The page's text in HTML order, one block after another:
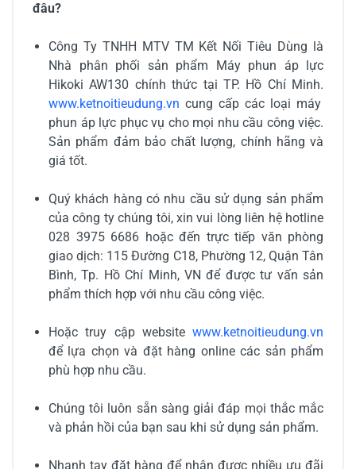
đâu?
Công Ty TNHH MTV TM Kết Nối Tiêu Dùng là
Nhà phân phối sản phẩm
Máy phun áp lực
Hikoki AW130 chính thức tại TP. Hồ Chí Minh.
www.ketnoitieudung.vn cung cấp các loại máy
phun áp lực phục vụ cho mọi nhu cầu công việc.
Sản phẩm đảm bảo chất lượng, chính hãng và
giá tốt.
Quý khách hàng có nhu cầu sử dụng sản phẩm
của công ty chúng tôi, xin vui lòng liên hệ hotline
028 3975 6686 hoặc đến trực tiếp văn phòng
giao dịch: 115 Đường C18, Phường 12, Quận Tân
Bình, Tp. Hồ Chí Minh, VN để được tư vấn sản
phẩm thích hợp với nhu cầu công việc.
Hoặc truy cập websitewww.ketnoitieudung.vn
để lựa chọn và đặt hàng online các sản phẩm
phù hợp nhu cầu.
Chúng tôi luôn sẵn sàng giải đáp mọi thắc mắc
và phản hồi của bạn sau khi sử dụng sản phẩm.
Nhanh tay đặt hàng để nhận được nhiều ưu đãi